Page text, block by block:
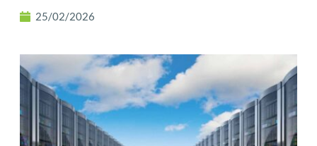
25/02/2026